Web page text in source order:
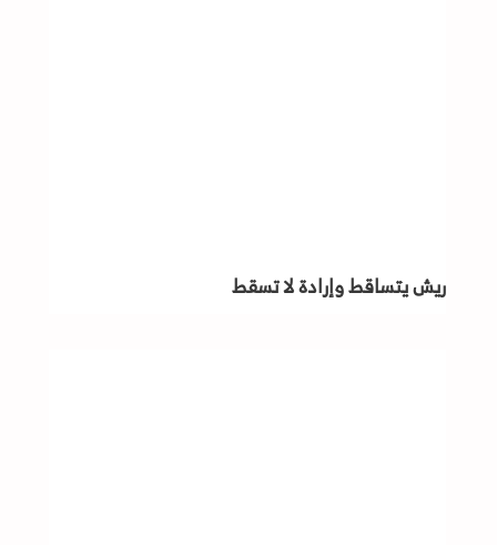
ريش يتساقط وإرادة لا تسقط